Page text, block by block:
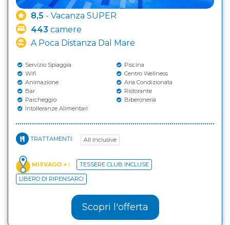
8,5 - Vacanza SUPER
443 camere
A Poca Distanza Dal Mare
Servizio Spiaggia
Piscina
Wifi
Centro Wellness
Animazione
Aria Condizionata
Bar
Ristorante
Parcheggio
Biberoneria
Intolleranze Alimentari
TRATTAMENTI: All Inclusive
MISVAGO + : TESSERE CLUB INCLUSE
LIBERO DI RIPENSARCI
Scopri l'offerta